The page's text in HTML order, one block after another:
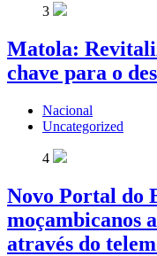
3
Matola:
chave para o
Nacional
Uncategorized
4
Novo Portal do
moçambicanos
através do